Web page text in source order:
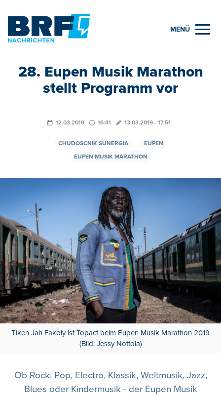
MENÜ
28. Eupen Musik Marathon
stellt Programm vor
12.03.2019 16:41 13.03.2019 - 17:51
CHUDOSCNIK SUNERGIA
EUPEN
EUPEN MUSIK MARATHON
Tiken Jah Fakoly ist Topact beim Eupen Musik Marathon 2019
(Bild: Jessy Nottola)
Ob Rock, Pop, Electro, Klassik, Weltmusik, Jazz,
Blues oder Kindermusik - der Eupen Musik